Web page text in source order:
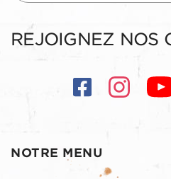
NOTRE MENU
REJOIGNEZ NOS